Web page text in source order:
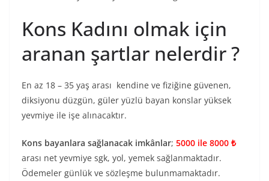
Kons Kadını olmak için
aranan şartlar nelerdir ?
En az 18 – 35 yaş arası kendine ve fiziğine güvenen,
diksiyonu düzgün, güler yüzlü bayan konslar yüksek
yevmiye ile işe alınacaktır.
Kons bayanlara sağlanacak imkânlar; 5000 ile 8000 ₺
arası net yevmiye sgk, yol, yemek sağlanmaktadır.
Ödemeler günlük ve sözleşme bulunmamaktadır.